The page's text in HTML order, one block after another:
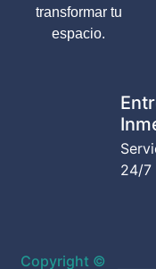
transformar tu
espacio.
24/7
Copyright ©